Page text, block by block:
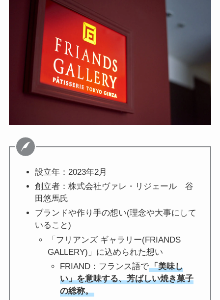
設立年：2023年2月
創立者：株式会社ヴァレ・リジェール 谷
田悠馬氏
ブランドや作り手の想い(理念や大事にして
いること)
「フリアンズ ギャラリー(FRIANDS
GALLERY)」に込められた想い
FRIAND：フランス語で「美味し
い」を意味する、芳ばしい焼き菓子
の総称。